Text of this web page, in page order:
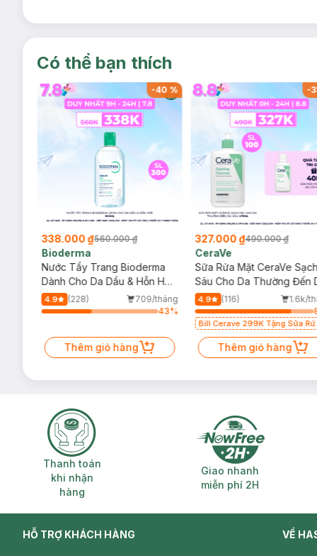
Có thể bạn thích
-40 %
338.000 ₫560.000 ₫
Bioderma
Nước Tẩy Trang Bioderma
Dành Cho Da Dầu & Hỗn Hợp
500ml
4.9 (228)
709/tháng
43%
Thêm giỏ hàng
-
327.000 ₫490.000 ₫
CeraVe
Sữa Rửa Mặt CeraVe
Sâu Cho Da Thường Đến
Dầu 473ml
4.9 (116)
1.6k/
Bill Cerave 299K Tặng Sữa
Mặt Cerave 30ml (SL có hạn)
Thêm giỏ hàng
Thanh toán khi nhận hàng
Thanh toán
khi nhận
hàng
Giao nhanh
Giao nhanh
miễn phí 2H
HỖ TRỢ KHÁCH HÀNG VỀ